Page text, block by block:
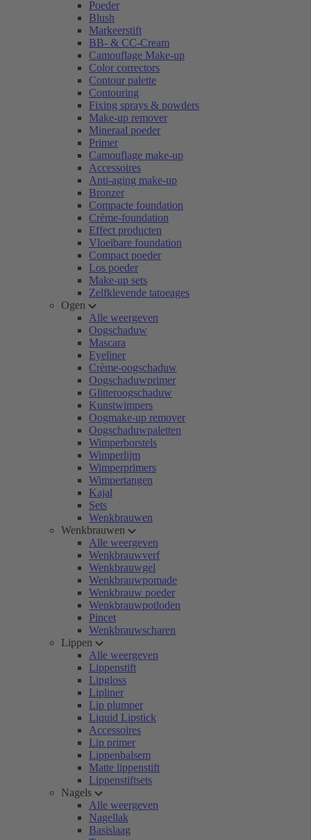
Poeder
Blush
Markeerstift
BB- & CC-Cream
Camouflage Make-up
Color correctors
Contour palette
Contouring
Fixing sprays & powders
Make-up remover
Mineraal poeder
Primer
Camouflage make-up
Accessoires
Anti-aging make-up
Bronzer
Compacte foundation
Crème-foundation
Effect producten
Vloeibare foundation
Compact poeder
Los poeder
Make-up sets
Zelfklevende tatoeages
Ogen
Alle weergeven
Oogschaduw
Mascara
Eyeliner
Crème-oogschaduw
Oogschaduwprimer
Glitteroogschaduw
Kunstwimpers
Oogmake-up remover
Oogschaduwpaletten
Wimperborstels
Wimperlijm
Wimperprimers
Wimpertangen
Kajal
Sets
Wenkbrauwen
Wenkbrauwen
Alle weergeven
Wenkbrauwverf
Wenkbrauwgel
Wenkbrauwpomade
Wenkbrauw poeder
Wenkbrauwpotloden
Pincet
Wenkbrauwscharen
Lippen
Alle weergeven
Lippenstift
Lipgloss
Lipliner
Lip plumper
Liquid Lipstick
Accessoires
Lip primer
Lippenbalsem
Matte lippenstift
Lippenstiftsets
Nagels
Alle weergeven
Nagellak
Basislaag